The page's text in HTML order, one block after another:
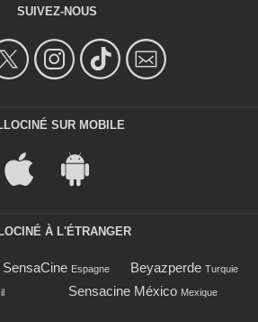
SUIVEZ-NOUS
SUR MOBILE
À L'ÉTRANGER
SensaCine Espagne Beyazperde Turquie
Sensacine México Mexique